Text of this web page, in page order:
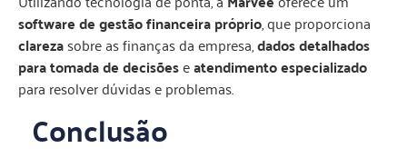
software de gestão financeira próprio, que proporciona
clarezasobre as finanças da empresa,dados detalhados
para tomada de decisõeseatendimento especializado
para resolver dúvidas e problemas.
Conclusão